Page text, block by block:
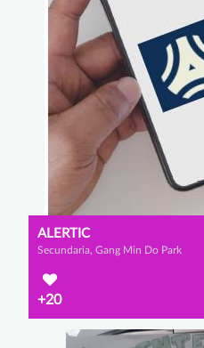
ALERTIC
Secundaria, Gang Min Do Park
+20